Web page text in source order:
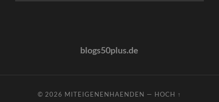
blogs50plus.de
© 2026 MITEIGENENHAENDEN — HOCH ↑